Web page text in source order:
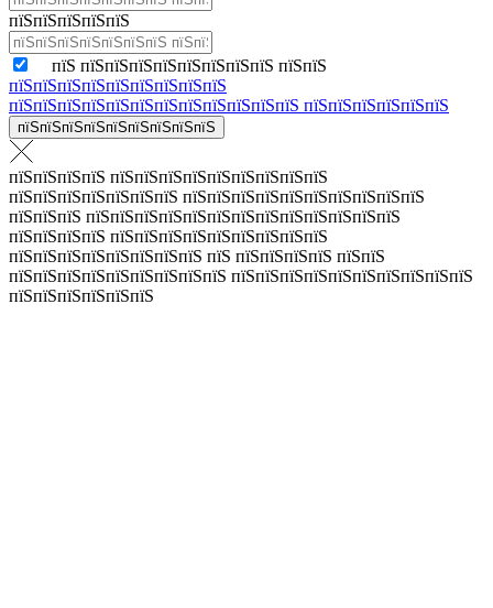
пїЅпїЅпїЅпїЅпїЅ
пїЅ пїЅпїЅпїЅпїЅпїЅпїЅпїЅпїЅ пїЅпїЅ
пїЅпїЅпїЅпїЅпїЅпїЅпїЅпїЅпїЅ
пїЅпїЅпїЅпїЅпїЅпїЅпїЅпїЅпїЅпїЅпїЅпїЅ пїЅпїЅпїЅпїЅпїЅпїЅ
пїЅпїЅпїЅпїЅпїЅпїЅпїЅпїЅпїЅ
пїЅпїЅпїЅпїЅ пїЅпїЅпїЅпїЅпїЅпїЅпїЅпїЅпїЅ
пїЅпїЅпїЅпїЅпїЅпїЅпїЅ пїЅпїЅпїЅпїЅпїЅпїЅпїЅпїЅпїЅпїЅ
пїЅпїЅпїЅ пїЅпїЅпїЅпїЅпїЅпїЅпїЅпїЅпїЅпїЅпїЅпїЅпїЅ
пїЅпїЅпїЅпїЅ пїЅпїЅпїЅпїЅпїЅпїЅпїЅпїЅпїЅ
пїЅпїЅпїЅпїЅпїЅпїЅпїЅпїЅ пїЅ пїЅпїЅпїЅпїЅ пїЅпїЅ
пїЅпїЅпїЅпїЅпїЅпїЅпїЅпїЅпїЅ пїЅпїЅпїЅпїЅпїЅпїЅпїЅпїЅпїЅпїЅ
пїЅпїЅпїЅпїЅпїЅпїЅ